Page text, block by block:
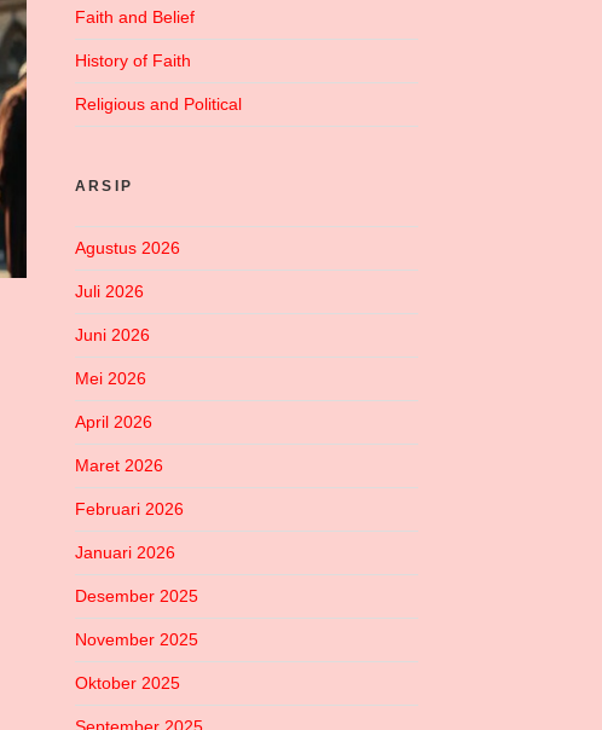
Faith and Belief
History of Faith
Religious and Political
ARSIP
Agustus 2026
Juli 2026
Juni 2026
Mei 2026
April 2026
Maret 2026
Februari 2026
Januari 2026
Desember 2025
November 2025
Oktober 2025